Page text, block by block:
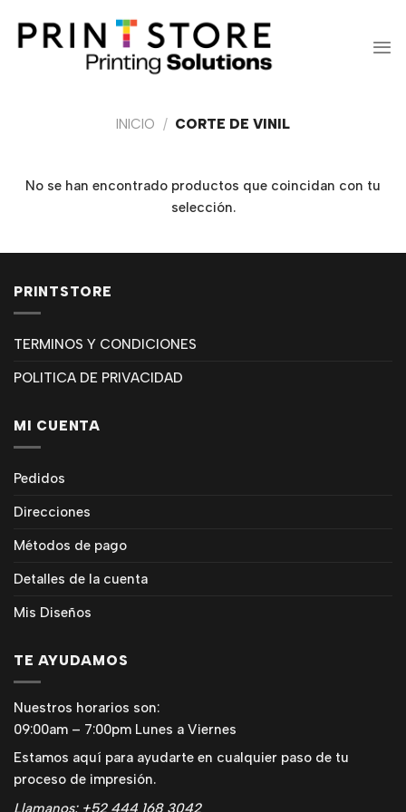
contenido
INICIO / CORTE DE VINIL
No se han encontrado productos que coincidan con tu
selección.
PRINTSTORE
TERMINOS Y CONDICIONES
POLITICA DE PRIVACIDAD
MI CUENTA
Pedidos
Direcciones
Métodos de pago
Detalles de la cuenta
Mis Diseños
TE AYUDAMOS
Nuestros horarios son:
09:00am – 7:00pm Lunes a Viernes
Estamos aquí para ayudarte en cualquier paso de tu
proceso de impresión.
Llamanos: +52 444 168 3042